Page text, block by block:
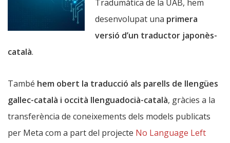
Tradumàtica de la UAB, hem
desenvolupat una primera
versió d’un traductor japonès-
català.
També hem obert la traducció als parells de llengües
gallec-català i occità llenguadocià-català, gràcies a la
transferència de coneixements dels models publicats
per Meta com a part del projecte No Language Left